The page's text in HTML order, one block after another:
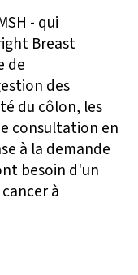
- qui
Breast
de
des
du côlon, les
consultation en
à la demande
besoin d'un
à